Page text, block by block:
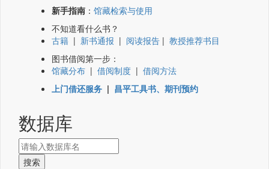
新手指南 ： 馆藏检索与使用
不知道看什么书？
古籍 | 新书通报 | 阅读报告 | 教授推荐书目
图书借阅第一步：
馆藏分布 | 借阅制度 | 借阅方法
上门借还服务 | 昌平工具书、期刊预约
数据库